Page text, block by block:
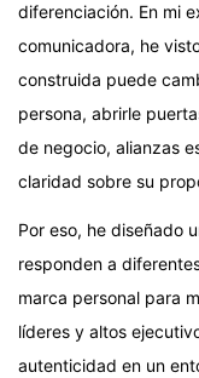
diferenciación. En mi
comunicadora, he
construida puede
persona, abrirle
de negocio, alianzas
claridad sobre su
Por eso, he diseñado
responden a
marca personal para
líderes y altos
autenticidad en un